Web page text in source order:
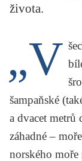
života.
„V
šampaňské
a dvacet metrů
záhadné –
norského moře